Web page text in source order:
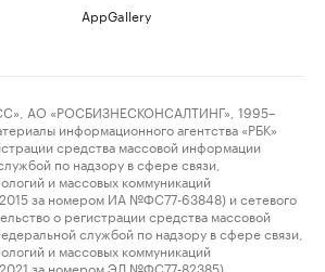
AppGallery
АО «РОСБИЗНЕСКОНСАЛТИНГ», 1995–
информационного агентства «РБК»
средства массовой информации
по надзору в сфере связи,
и массовых коммуникаций
за номером ИА №ФС77-63848) и сетевого
о регистрации средства массовой
службой по надзору в сфере связи,
и массовых коммуникаций
за номером ЭЛ №ФС77-82385)